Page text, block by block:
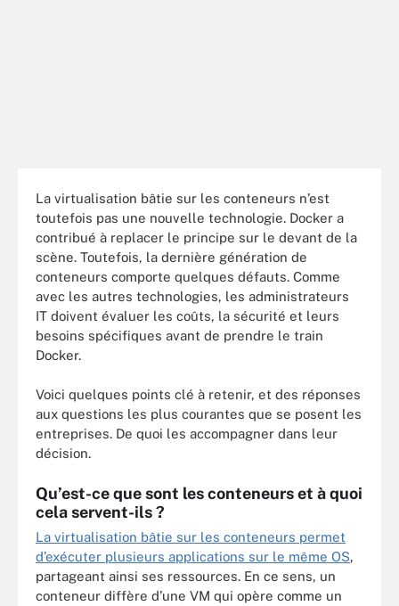
La virtualisation bâtie sur les conteneurs n’est
toutefois pas une nouvelle technologie. Docker a
contribué à replacer le principe sur le devant de la
scène. Toutefois, la dernière génération de
conteneurs comporte quelques défauts. Comme
avec les autres technologies, les administrateurs
IT doivent évaluer les coûts, la sécurité et leurs
besoins spécifiques avant de prendre le train
Docker.
Voici quelques points clé à retenir, et des réponses
aux questions les plus courantes que se posent les
entreprises. De quoi les accompagner dans leur
décision.
Qu’est-ce que sont les conteneurs et à quoi
cela servent-ils ?
La virtualisation bâtie sur les conteneurs permet
d’exécuter plusieurs applications sur le même OS,
partageant ainsi ses ressources. En ce sens, un
conteneur diffère d’une VM qui opère comme un